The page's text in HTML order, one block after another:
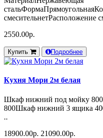
смесительнетРасположение
2550.00р.
Купить Подробнее
Кухня Мори 2м белая
Шкаф нижний под мойку
800Шкаф нижний 3 ящика
..
18900.00р. 21090.00р.